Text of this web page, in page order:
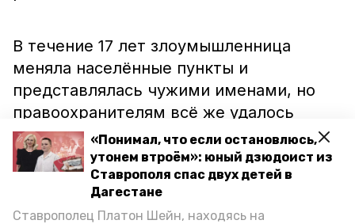
«Понимал, что если остановлюсь,
утонем втроём»: юный дзюдоист из
Ставрополя спас двух детей в
Дагестане
Ставрополец Платон Шейн, находясь на
В течение 17 лет злоумышленница
меняла населённые пункты и
представлялась чужими именами, но
правоохранителям всё же удалось
сесть ей на хвост. Задержали 51-
летнюю злоумышленницу в одной из
квартир в Московской области,
будённовский информпортал.